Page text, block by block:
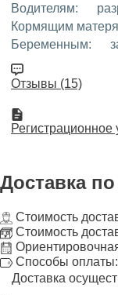
Водителям:
Кормящим
Беременным:
Отзывы (15)
Регистрационное
Доставка
Стоимость
Стоимость
Способы оплаты:
Доставка